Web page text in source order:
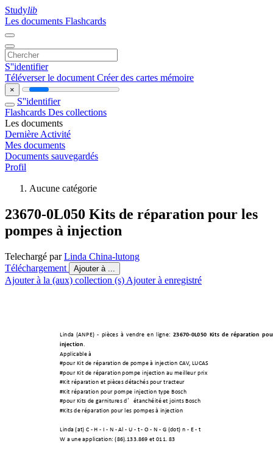
Studylib
Les documents Flashcards
S''identifier
Téléverser le document Créer des cartes mémoire
×
S''identifier
Flashcards Des collections
Les documents
Dernière Activité
Mes documents
Documents sauvegardés
Profil
Aucune catégorie
23670-0L050 Kits de réparation pour les
pompes à injection
Telechargé parLinda China-lutong
Téléchargement
Ajouter à ...
Ajouter à la (aux) collection (s) Ajouter à enregistré
Linda (ANPE) - pièces à vendre en ligne: 23670-0L050 Kits de réparation po
injection
Applicable à
#pour Kit de réparation de pompe à injection CAV, LUCAS
#pour Kit de réparation pompe injection au meilleur prix
#Kit réparation et pièces détachés pour tracteur
#Kit réparation pour pompe injection type Bosch
#pour Kits de garnitures d ’étanchéité et joints Bosch
#Kits de réparation pour les pompes à injection
Linda (at) C - H - I - N - Al - U - t - O - N - G (dot) n - E - t
W a une app lication: (86).133.869 et 011. 83